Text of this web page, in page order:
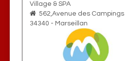
Village & SPA
562,Avenue des Campings
34340 - Marseillan